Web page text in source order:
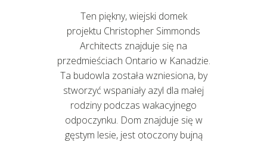
Ten piękny, wiejski domek
projektu Christopher Simmonds
Architects znajduje się na
przedmieściach Ontario w Kanadzie.
Ta budowla została wzniesiona, by
stworzyć wspaniały azyl dla małej
rodziny podczas wakacyjnego
odpoczynku. Dom znajduje się w
gęstym lesie, jest otoczony bujną